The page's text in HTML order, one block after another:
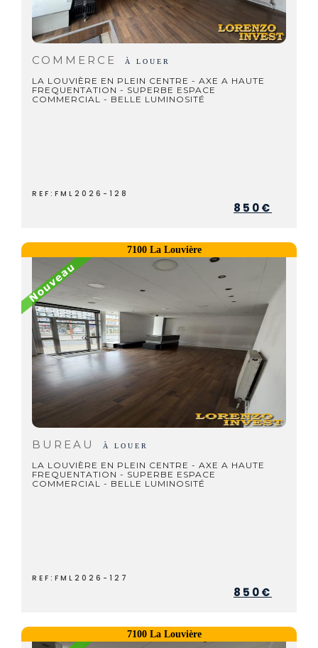
COMMERCE À LOUER
LA LOUVIÈRE EN PLEIN CENTRE - AXE A HAUTE
FREQUENTATION - SUPERBE ESPACE
COMMERCIAL - BELLE LUMINOSITÉ
REF:FML2026-128
850€
7100 La Louvière
BUREAU À LOUER
LA LOUVIÈRE EN PLEIN CENTRE - AXE A HAUTE
FREQUENTATION - SUPERBE ESPACE
COMMERCIAL - BELLE LUMINOSITÉ
REF:FML2026-127
850€
7100 La Louvière